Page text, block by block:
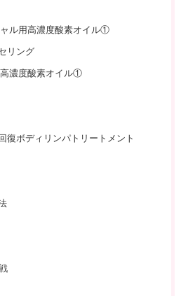
ル用高濃度酸素オイル①
リング
濃度酸素オイル①
ボディリンパトリートメント